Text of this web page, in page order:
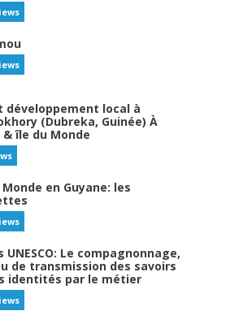
développement local à
(Dubreka, Guinée) À
& île du Monde
en Guyane: les
UNESCO: Le compagnonnage,
de transmission des savoirs
identités par le métier